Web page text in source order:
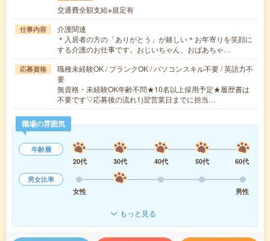
交通費全額支給※規定有
仕事内容
介護関連
＊入居者の方の「ありがとう」が嬉しい＊お年寄りを笑顔に
する介護のお仕事です。おじいちゃん、おばあちゃ…
応募資格
職種未経験OK / ブランクOK / パソコンスキル不要 / 英語力不
要
無資格・未経験OK年齢不問★10名以上採用予定★履歴書は
不要です▽応募後の流れ1)翌営業日までに担当…
職場の雰囲気
年齢層
20代
30代 40代 50代
60代
男女比率
女性
男性
もっと見る